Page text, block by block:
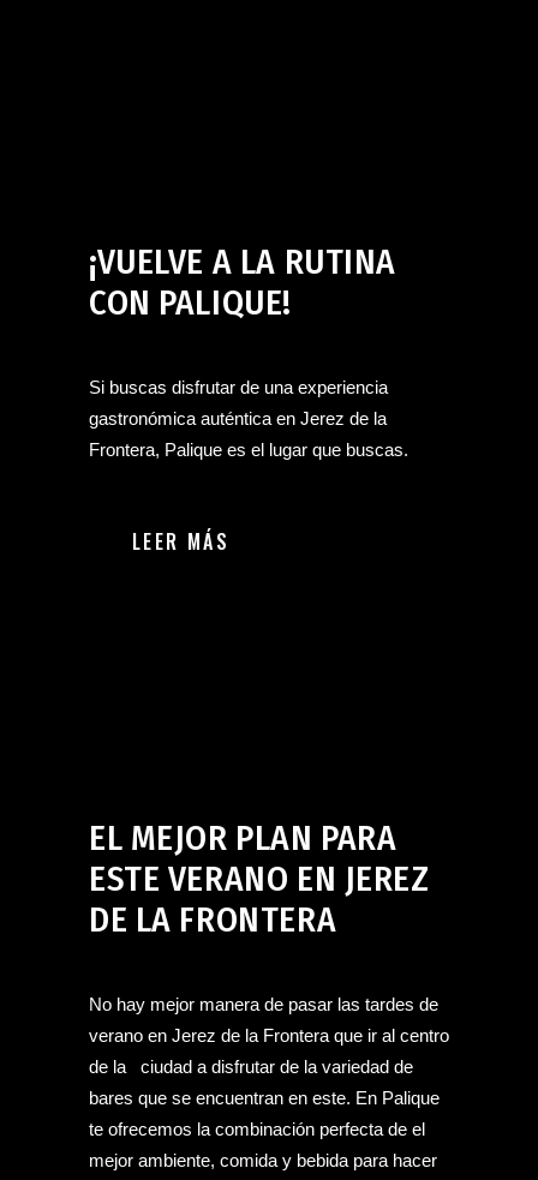
¡VUELVE A LA RUTINA
CON PALIQUE!
Si buscas disfrutar de una experiencia
gastronómica auténtica en Jerez de la
Frontera, Palique es el lugar que buscas.
LEER MÁS
EL MEJOR PLAN PARA
ESTE VERANO EN JEREZ
DE LA FRONTERA
No hay mejor manera de pasar las tardes de
verano en Jerez de la Frontera que ir al centro
de la ciudad a disfrutar de la variedad de
bares que se encuentran en este. En Palique
te ofrecemos la combinación perfecta de el
mejor ambiente, comida y bebida para hacer